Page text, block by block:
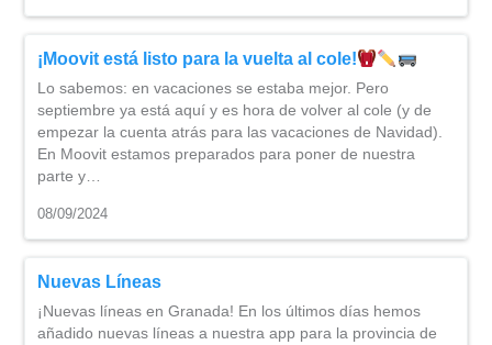
¡Moovit está listo para la vuelta al cole!
Lo sabemos: en vacaciones se estaba mejor. Pero
septiembre ya está aquí y es hora de volver al cole (y de
empezar la cuenta atrás para las vacaciones de Navidad).
En Moovit estamos preparados para poner de nuestra
parte y…
08/09/2024
Nuevas Líneas
¡Nuevas líneas en Granada! En los últimos días hemos
añadido nuevas líneas a nuestra app para la provincia de